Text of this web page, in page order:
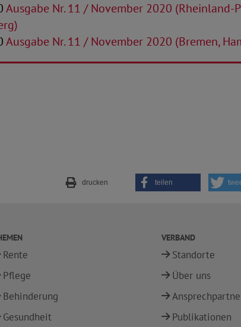
Ausgabe Nr. 11 / November 2020 (Rheinland-
Ausgabe Nr. 11 / November 2020 (Bremen,
drucken teilen
Rente
Pflege
Behinderung
Gesundheit
VERBAND
Standorte
Über uns
Publikationen